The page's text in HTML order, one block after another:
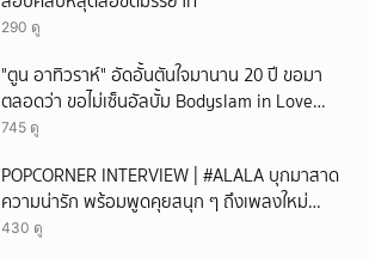
290 ดู
"ตูน อาทิวราห์" อัดอั้นตันใจมานาน 20 ปี ขอมา
ตลอดว่า ขอไม่เซ็นอัลบั้ม Bodyslam in Love
Vol.1-2 ที่เป็นปกผู้ชายยิ้มแฉ่งสองคน พร้อมเผย
บอกอะไรทางเจ้าตัวเลย
745 ดู
POPCORNER INTERVIEW | #ALALA บุกมาสาด
ความน่ารัก พร้อมพูดคุยสนุก ๆ ถึงเพลงใหม่
'ON&OFF'
430 ดู